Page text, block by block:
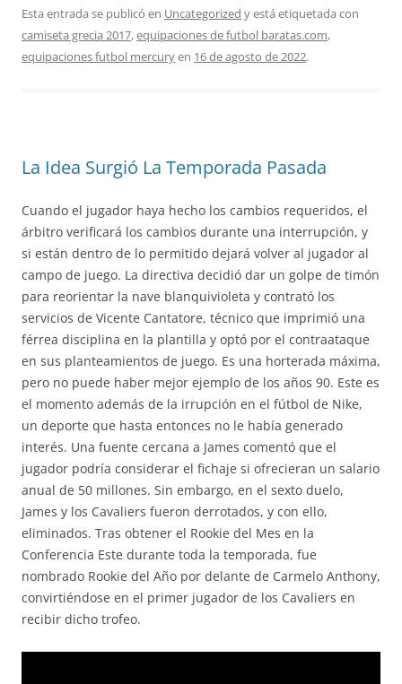
Esta entrada se publicó en Uncategorized y está etiquetada con
camiseta grecia 2017,equipaciones de futbol baratas.com,
equipaciones futbol mercuryen 16 de agosto de 2022.
La Idea Surgió La Temporada Pasada
Cuando el jugador haya hecho los cambios requeridos, el
árbitro verificará los cambios durante una interrupción, y
si están dentro de lo permitido dejará volver al jugador al
campo de juego. La directiva decidió dar un golpe de timón
para reorientar la nave blanquivioleta y contrató los
servicios de Vicente Cantatore, técnico que imprimió una
férrea disciplina en la plantilla y optó por el contraataque
en sus planteamientos de juego. Es una horterada máxima,
pero no puede haber mejor ejemplo de los años 90. Este es
el momento además de la irrupción en el fútbol de Nike,
un deporte que hasta entonces no le había generado
interés. Una fuente cercana a James comentó que el
jugador podría considerar el fichaje si ofrecieran un salario
anual de 50 millones. Sin embargo, en el sexto duelo,
James y los Cavaliers fueron derrotados, y con ello,
eliminados. Tras obtener el Rookie del Mes en la
Conferencia Este durante toda la temporada, fue
nombrado Rookie del Año por delante de Carmelo Anthony,
convirtiéndose en el primer jugador de los Cavaliers en
recibir dicho trofeo.